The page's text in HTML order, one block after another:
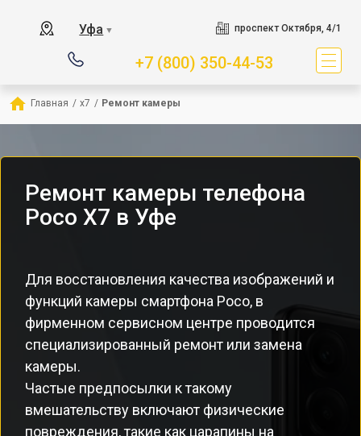
Уфа ▼ проспект Октября, 4/1
+7 (800) 350-44-53
Главная / x7 / Ремонт камеры
Ремонт камеры телефона
Poco X7 в Уфе
Для восстановления качества изображений и
функций камеры смартфона Poco, в
фирменном сервисном центре проводится
специализированный ремонт или замена
камеры.
Частые предпосылки к такому
вмешательству включают физические
повреждения, такие как царапины на